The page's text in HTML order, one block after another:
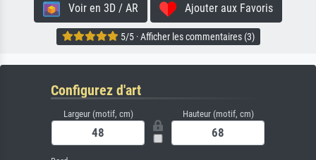
Voir en 3D / AR Ajouter aux Favoris
5/5 · Afficher les commentaires (3)
Configurez d'art
Largeur (motif, cm) Hauteur (motif, cm)